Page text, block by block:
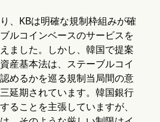
、KBは明確な規制枠組みが確
ルコインベースのサービスを
ました。しかし、韓国で提案
産基本法は、ステーブルコイ
めるかを巡る規制当局間の意
延期されています。韓国銀行
ることを主張していますが、